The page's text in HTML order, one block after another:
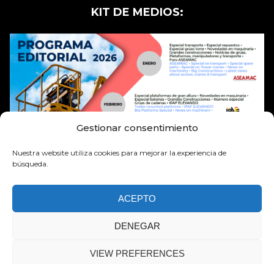
Gestionar consentimiento
Nuestra website utiliza cookies para mejorar la.experiencia de
búsqueda.
ACEPTO
DENEGAR
VIEW PREFERENCES
KIT DE MEDIOS:
MOVICARGA Derechos de autor 2026 –